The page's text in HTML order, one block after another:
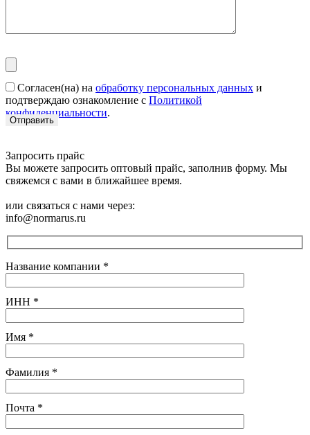
Согласен(на) на обработку персональных данных и
подтверждаю ознакомление с Политикой
конфиденциальности.
Запросить прайс
Вы можете запросить оптовый прайс, заполнив форму. Мы
свяжемся с вами в ближайшее время.
или связаться с нами через:
info@normarus.ru
Название компании *
ИНН *
Имя *
Фамилия *
Почта *